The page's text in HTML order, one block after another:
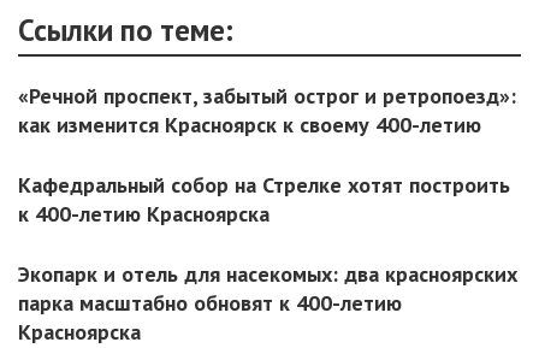
Ссылки по теме:
«Речной проспект, забытый острог и ретропоезд»:
как изменится Красноярск к своему 400-летию
Кафедральный собор на Стрелке хотят построить
к 400-летию Красноярска
Экопарк и отель для насекомых: два красноярских
парка масштабно обновят к 400-летию
Красноярска